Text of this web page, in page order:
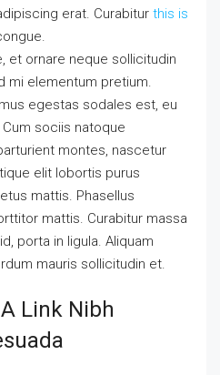
erat. Curabitur this is
et ornare neque sollicitudin
mi elementum pretium.
egestas sodales est, eu
sociis natoque
montes, nascetur
elit lobortis purus
mattis. Phasellus
mattis. Curabitur massa
porta in ligula. Aliquam
mauris sollicitudin et.
Link Nibh